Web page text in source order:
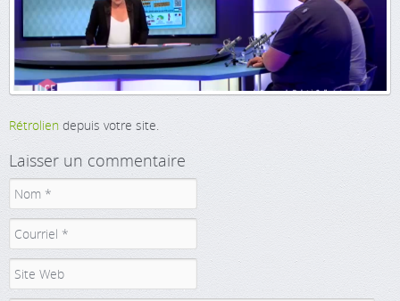
Rétrolien depuis votre site.
Laisser un commentaire